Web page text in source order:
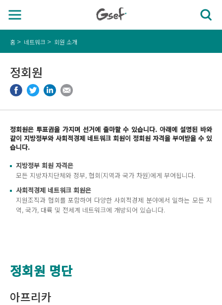
홈 네트워크 회원 소개
정회원
정회원은 투표권을 가지며 선거에 출마할 수 있습니다. 아래에 설명된 바와
같이 지방정부와 사회적경제 네트워크 회원이 정회원 자격을 부여받을 수 있
습니다.
지방정부 회원 자격은
모든 지방자치단체와 정부, 협회(지역과 국가 차원)에게 부여됩니다.
사회적경제 네트워크 회원은
지원조직과 협회를 포함하여 다양한 사회적경제 분야에서 일하는 모든 지
역, 국가, 대륙 및 전세계 네트워크에 개방되어 있습니다.
정회원 명단
아프리카